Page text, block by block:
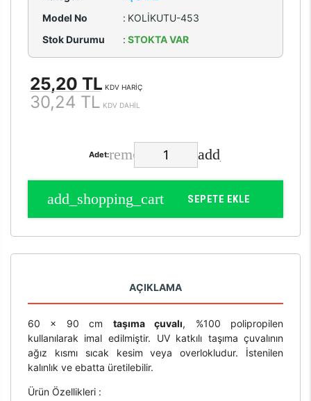
Model No
: KOLİKUTU-453
Stok Durumu
: STOKTA VAR
25,20 TL KDV HARİÇ
30,24 TL KDV DAHİL
Adet:
SEPETE EKLE
AÇIKLAMA
60 x 90 cm taşıma çuvalı, %100 polipropilen
kullanılarak imal edilmiştir. UV katkılı taşıma çuvalının
ağız kısmı sıcak kesim veya overlokludur. İstenilen
kalınlık ve ebatta üretilebilir.
Ürün Özellikleri :